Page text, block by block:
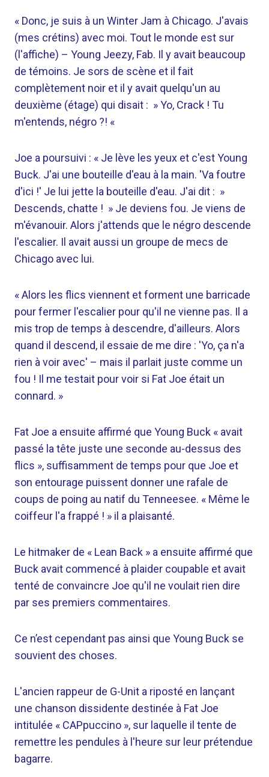
« Donc, je suis à un Winter Jam à Chicago. J'avais
(mes crétins) avec moi. Tout le monde est sur
(l'affiche) – Young Jeezy, Fab. Il y avait beaucoup
de témoins. Je sors de scène et il fait
complètement noir et il y avait quelqu'un au
deuxième (étage) qui disait : » Yo, Crack ! Tu
m'entends, négro ?! «
Joe a poursuivi : « Je lève les yeux et c'est Young
Buck. J'ai une bouteille d'eau à la main. 'Va foutre
d'ici !' Je lui jette la bouteille d'eau. J'ai dit : »
Descends, chatte ! » Je deviens fou. Je viens de
m'évanouir. Alors j'attends que le négro descende
l'escalier. Il avait aussi un groupe de mecs de
Chicago avec lui.
« Alors les flics viennent et forment une barricade
pour fermer l'escalier pour qu'il ne vienne pas. Il a
mis trop de temps à descendre, d'ailleurs. Alors
quand il descend, il essaie de me dire : 'Yo, ça n'a
rien à voir avec' – mais il parlait juste comme un
fou ! Il me testait pour voir si Fat Joe était un
connard. »
Fat Joe a ensuite affirmé que Young Buck « avait
passé la tête juste une seconde au-dessus des
flics », suffisamment de temps pour que Joe et
son entourage puissent donner une rafale de
coups de poing au natif du Tenneesee. « Même le
coiffeur l'a frappé ! » il a plaisanté.
Le hitmaker de « Lean Back » a ensuite affirmé que
Buck avait commencé à plaider coupable et avait
tenté de convaincre Joe qu'il ne voulait rien dire
par ses premiers commentaires.
Ce n’est cependant pas ainsi que Young Buck se
souvient des choses.
L'ancien rappeur de G-Unit a riposté en lançant
une chanson dissidente destinée à Fat Joe
intitulée « CAPpuccino », sur laquelle il tente de
remettre les pendules à l'heure sur leur prétendue
bagarre.